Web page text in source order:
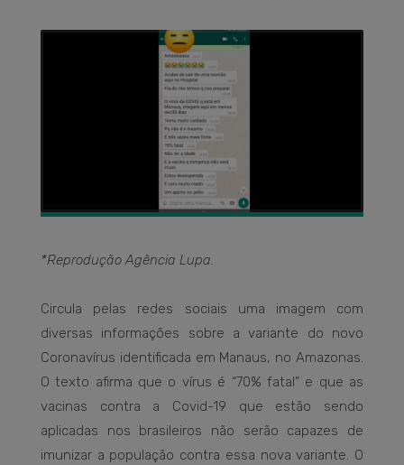
*Reprodução Agência Lupa.
Circula pelas redes sociais uma imagem com
diversas informações sobre a variante do novo
Coronavírus identificada em Manaus, no Amazonas.
O texto afirma que o vírus é “70% fatal” e que as
vacinas contra a Covid-19 que estão sendo
aplicadas nos brasileiros não serão capazes de
imunizar a população contra essa nova variante. O